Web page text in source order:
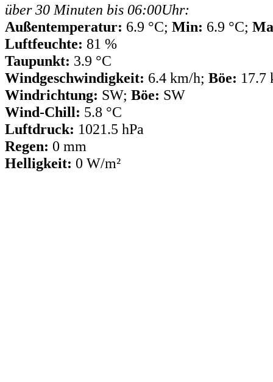
über 30 Minuten bis 06:00Uhr:
Außentemperatur: 6.9 °C; Min: 6.9 °C;
Luftfeuchte: 81 %
Taupunkt: 3.9 °C
Windgeschwindigkeit: 6.4 km/h; Böe: 17.7
Windrichtung: SW; Böe: SW
Wind-Chill: 5.8 °C
Luftdruck: 1021.5 hPa
Regen: 0 mm
Helligkeit: 0 W/m²